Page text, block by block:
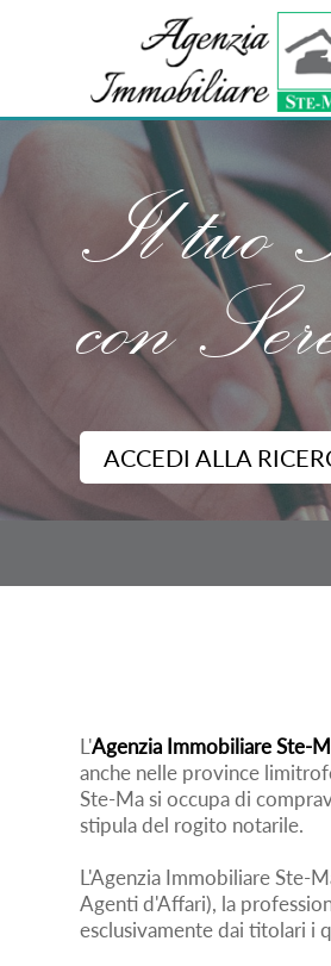
Il tuo
con
ACCEDI ALLA
L'Agenzia Immobiliare Ste-
anche nelle province
Ste-Ma si occupa di
stipula del rogito notarile.
L'Agenzia Immobiliare Ste-
Agenti d'Affari), la
esclusivamente dai titolari i